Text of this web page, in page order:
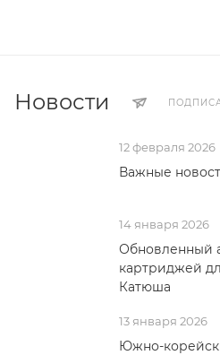
Новости
12 февраля 2026
Важные
14 января 2026
Обновленный
картриджей
Катюша
13 января 2026
Южно-